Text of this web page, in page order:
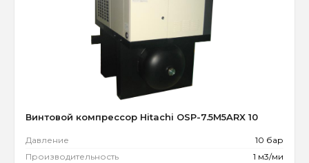
Винтовой компрессор Hitachi OSP-7.5M5ARX 10
Давление
10 бар
Производительность
1 м3/ми